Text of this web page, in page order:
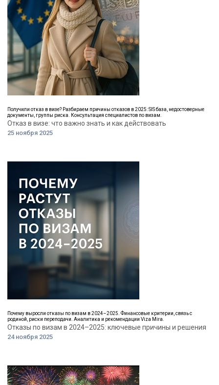
Получили отказ в визе? Разбираем причины отказов в 2025: SIS база, недостоверные
документы, группы риска. Консультация специалистов по визам.
Отказ в визе: что важно знать и как действовать
25 ноября 2025
Почему выросли отказы по визам в 2024–2025. Финансовые критерии, связь с
родиной, риски переподачи. Аналитика и рекомендации Viza Mira.
Отказы по визам в 2024–2025: ключевые причины и решения
24 ноября 2025